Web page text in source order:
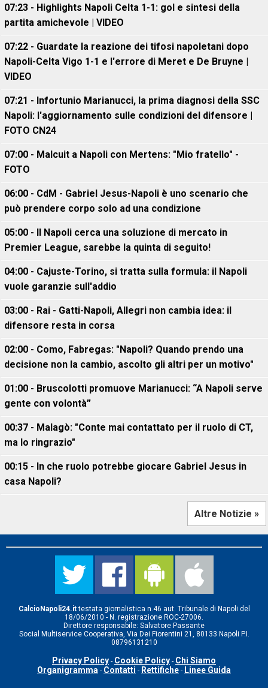
07:23 - Highlights Napoli Celta 1-1: gol e sintesi della
partita amichevole | VIDEO
07:22 - Guardate la reazione dei tifosi napoletani dopo
Napoli-Celta Vigo 1-1 e l'errore di Meret e De Bruyne |
VIDEO
07:21 - Infortunio Marianucci, la prima diagnosi della SSC
Napoli: l'aggiornamento sulle condizioni del difensore |
FOTO CN24
07:00 - Malcuit a Napoli con Mertens: "Mio fratello" -
FOTO
06:00 - CdM - Gabriel Jesus-Napoli è uno scenario che
può prendere corpo solo ad una condizione
05:00 - Il Napoli cerca una soluzione di mercato in
Premier League, sarebbe la quinta di seguito!
04:00 - Cajuste-Torino, si tratta sulla formula: il Napoli
vuole garanzie sull'addio
03:00 - Rai - Gatti-Napoli, Allegri non cambia idea: il
difensore resta in corsa
02:00 - Como, Fabregas: "Napoli? Quando prendo una
decisione non la cambio, ascolto gli altri per un motivo"
01:00 - Bruscolotti promuove Marianucci: “A Napoli serve
gente con volontà”
00:37 - Malagò: "Conte mai contattato per il ruolo di CT,
ma lo ringrazio"
00:15 - In che ruolo potrebbe giocare Gabriel Jesus in
casa Napoli?
Altre Notizie »
CalcioNapoli24.ittestata giornalistica n.46 aut. Tribunale di Napoli del
18/06/2010 - N. registrazione ROC-27006.
Direttore responsabile: Salvatore Passante
Social Multiservice Cooperativa, Via Dei Fiorentini 21, 80133 Napoli P.I.
08796131210
Privacy Policy - Cookie Policy - Chi Siamo
Organigramma - Contatti - Rettifiche - Linee Guida